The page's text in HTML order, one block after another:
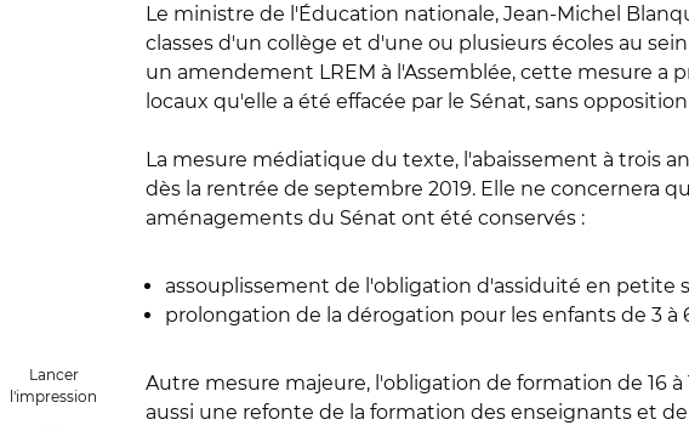
Lancer
l'impression
Le ministre de l'Éducation nationale, Jean-Michel
classes d'un collège et d'une ou plusieurs écoles au
un amendement LREM à l'Assemblée, cette mesure a
locaux qu'elle a été effacée par le Sénat, sans
La mesure médiatique du texte, l'abaissement à trois
dès la rentrée de septembre 2019. Elle ne concernera
aménagements du Sénat ont été conservés :
assouplissement de l'obligation d'assiduité en petite
prolongation de la dérogation pour les enfants de 3
Autre mesure majeure, l'obligation de formation de 16
aussi une refonte de la formation des enseignants et